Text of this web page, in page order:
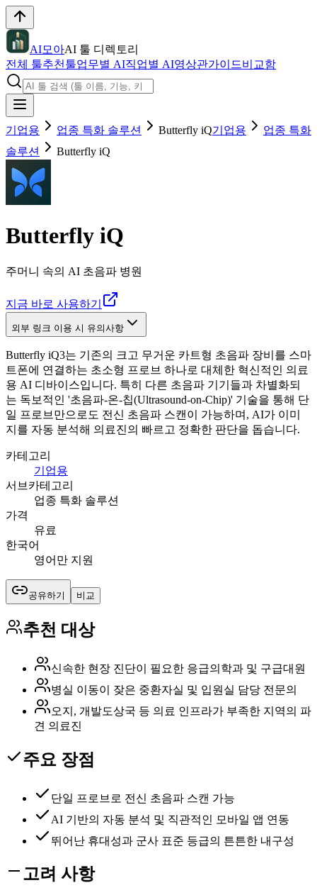
AI모아AI 툴 디렉토리
전체 툴추천툴업무별 AI직업별 AI영상관가이드비교함
기업용 업종 특화 솔루션 Butterfly iQ기업용
업종 특화
솔루션
Butterfly iQ
Butterfly iQ
주머니 속의 AI 초음파 병원
지금 바로 사용하기
외부 링크 이용 시 유의사항
Butterfly iQ3는 기존의 크고 무거운 카트형 초음파 장비를 스마
트폰에 연결하는 초소형 프로브 하나로 대체한 혁신적인 의료
용 AI 디바이스입니다. 특히 다른 초음파 기기들과 차별화되
는 독보적인 '초음파-온-칩(Ultrasound-on-Chip)' 기술을 통해 단
일 프로브만으로도 전신 초음파 스캔이 가능하며, AI가 이미
지를 자동 분석해 의료진의 빠르고 정확한 판단을 돕습니다.
카테고리
기업용
서브카테고리
업종 특화 솔루션
가격
유료
한국어
영어만 지원
공유하기 비교
추천 대상
신속한 현장 진단이 필요한 응급의학과 및 구급대원
병실 이동이 잦은 중환자실 및 입원실 담당 전문의
오지, 개발도상국 등 의료 인프라가 부족한 지역의 파
견 의료진
주요 장점
단일 프로브로 전신 초음파 스캔 가능
AI 기반의 자동 분석 및 직관적인 모바일 앱 연동
뛰어난 휴대성과 군사 표준 등급의 튼튼한 내구성
고려 사항